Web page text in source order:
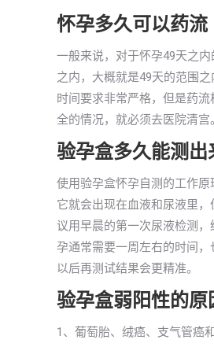
怀孕多久可以药流
一般来说，对于怀孕49天之
之内，大概就是49天的范围
时间要求非常严格，但是药
全的情况，就必须去医院清宫
验孕盒多久能测出
使用验孕盒怀孕自测的工作
它就会出现在血液和尿液里
议用早晨的第一次尿液检测
孕通常需要一周左右的时间
以后再测试结果会更精准。
验孕盒弱阳性的原
1、葡萄胎、绒癌、支气管癌